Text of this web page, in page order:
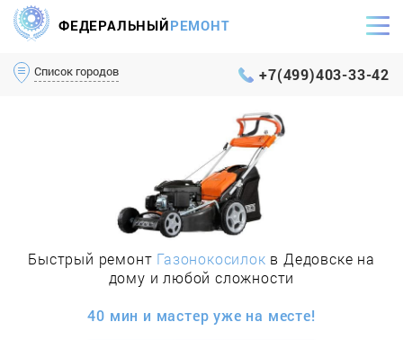
ФЕДЕРАЛЬНЫЙРЕМОНТ
Список городов +7(499)403-33-42
Быстрый ремонт Газонокосилок в Дедовске на
дому и любой сложности
40 мин и мастер уже на месте!